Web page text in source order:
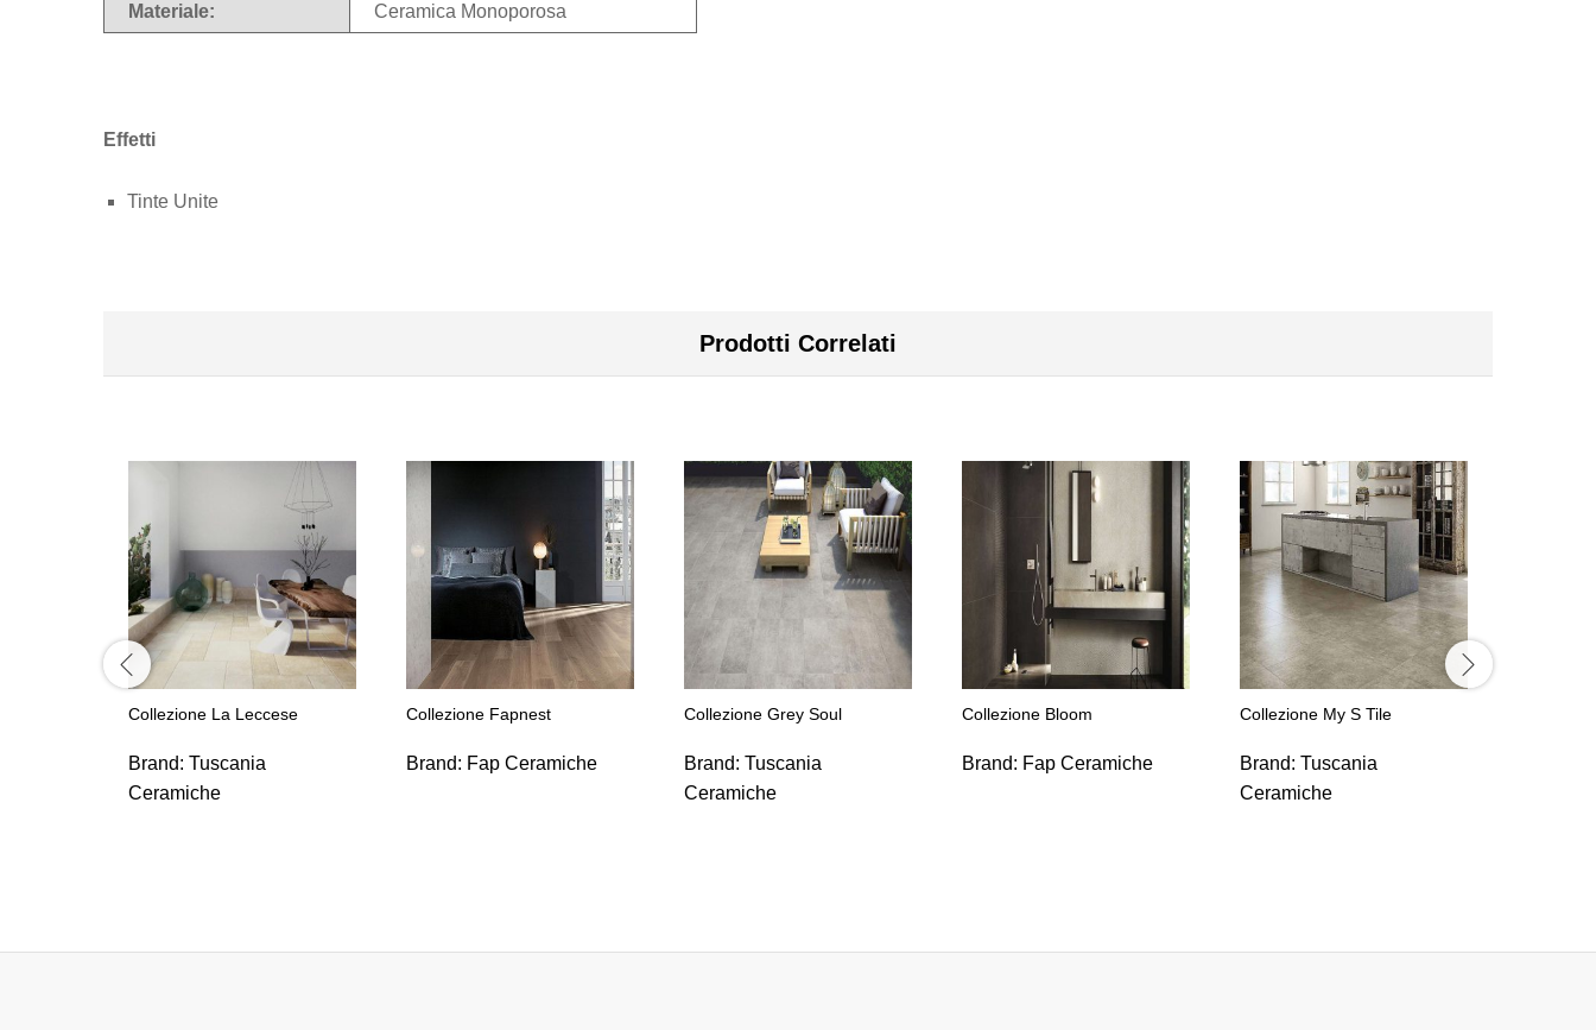
Materiale: Ceramica Monoporosa
Effetti
Tinte Unite
Prodotti Correlati
Collezione La Leccese
Brand: Tuscania
Ceramiche
Collezione Fapnest
Brand: Fap Ceramiche
Collezione Grey Soul
Brand: Tuscania
Ceramiche
Collezione Bloom
Brand: Fap Ceramiche
Collezione My S Tile
Brand: Tuscania
Ceramiche